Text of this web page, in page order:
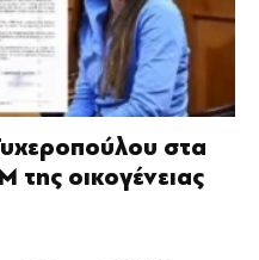
στα
οικογένειας